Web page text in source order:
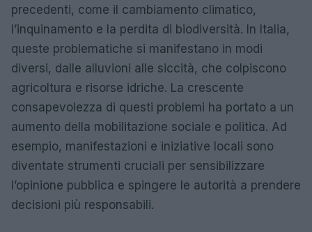
precedenti, come il cambiamento climatico,
l’inquinamento e la perdita di biodiversità. In Italia,
queste problematiche si manifestano in modi
diversi, dalle alluvioni alle siccità, che colpiscono
agricoltura e risorse idriche. La crescente
consapevolezza di questi problemi ha portato a un
aumento della mobilitazione sociale e politica. Ad
esempio, manifestazioni e iniziative locali sono
diventate strumenti cruciali per sensibilizzare
l’opinione pubblica e spingere le autorità a prendere
decisioni più responsabili.